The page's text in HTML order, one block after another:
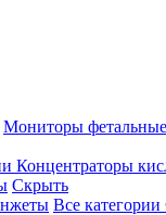
Мониторы фетальные
Концентраторы
Скрыть
Все категории